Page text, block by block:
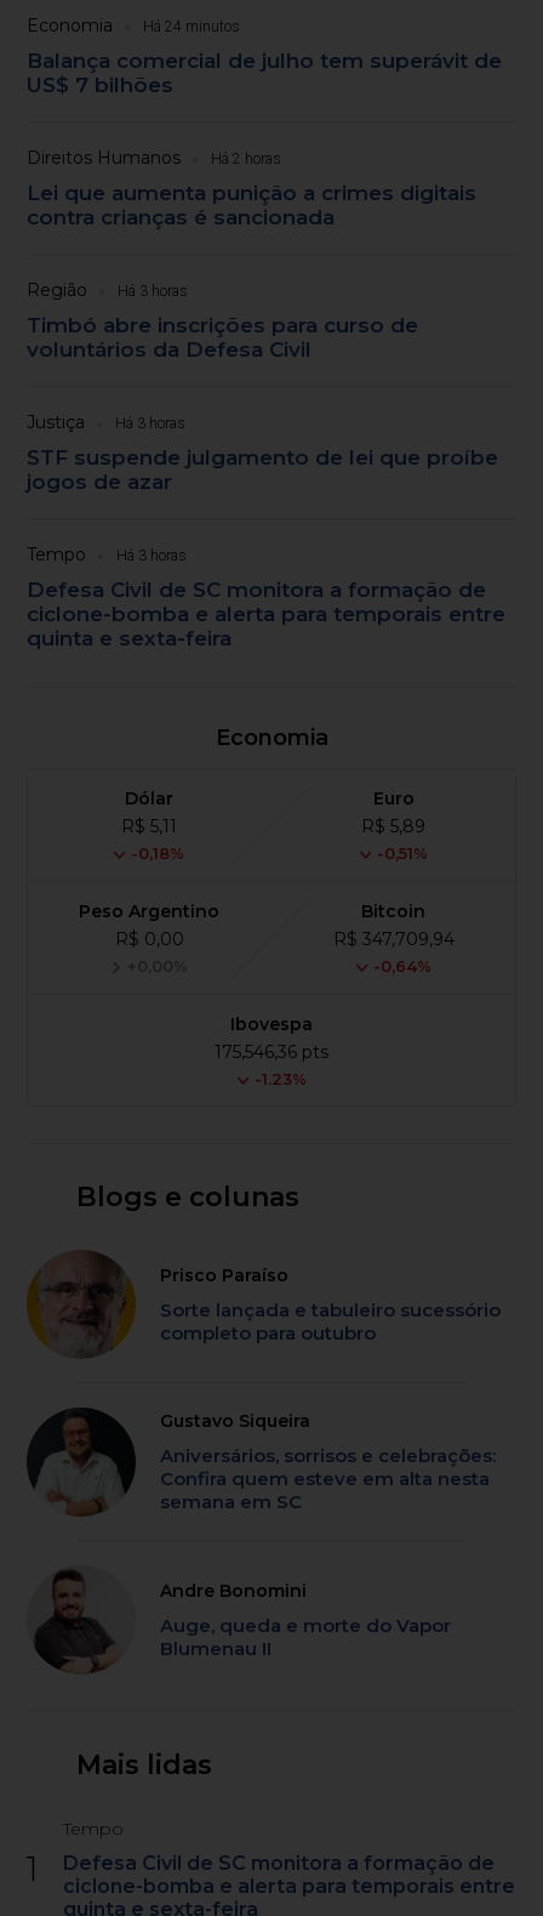
Economia Há 24 minutos
Balança comercial de julho tem superávit de
US$ 7 bilhões
Direitos Humanos Há 2 horas
Lei que aumenta punição a crimes digitais
contra crianças é sancionada
Região Há 3 horas
Timbó abre inscrições para curso de
voluntários da Defesa Civil
Justiça Há 3 horas
STF suspende julgamento de lei que proíbe
jogos de azar
Tempo Há 3 horas
Defesa Civil de SC monitora a formação de
ciclone-bomba e alerta para temporais entre
quinta e sexta-feira
Economia
Dólar
R$ 5,11
-0,18%
Euro
R$ 5,89
-0,51%
Peso Argentino
R$ 0,00
+0,00%
Bitcoin
R$ 347,709,94
-0,64%
Ibovespa
175,546,36 pts
-1.23%
Blogs e colunas
Prisco Paraíso
Sorte lançada e tabuleiro sucessório
completo para outubro
Gustavo Siqueira
Aniversários, sorrisos e celebrações:
Confira quem esteve em alta nesta
semana em SC
Andre Bonomini
Auge, queda e morte do Vapor
Blumenau II
Mais lidas
1
Tempo
Defesa Civil de SC monitora a formação de
ciclone-bomba e alerta para temporais entre
quinta e sexta-feira